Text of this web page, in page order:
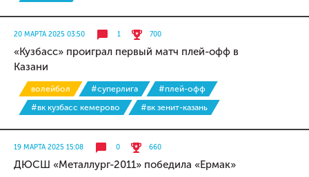
20 МАРТА 2025 03:50 1 700
«Кузбасс» проиграл первый матч плей-офф в
Казани
волейбол #суперлига
#плей-офф
#вк кузбасс кемерово
#вк зенит-казань
19 МАРТА 2025 15:08 0 660
ДЮСШ «Металлург-2011» победила «Ермак»